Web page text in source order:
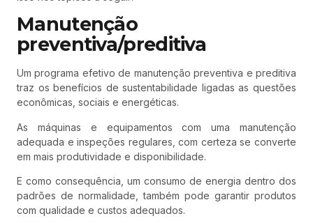
Manutenção
preventiva/preditiva
Um programa efetivo de manutenção preventiva e preditiva
traz os benefícios de sustentabilidade ligadas as questões
econômicas, sociais e energéticas.
As máquinas e equipamentos com uma manutenção
adequada e inspeções regulares, com certeza se converte
em mais produtividade e disponibilidade.
E como consequência, um consumo de energia dentro dos
padrões de normalidade, também pode garantir produtos
com qualidade e custos adequados.